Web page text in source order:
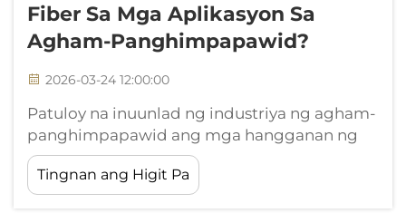
Fiber Sa Mga Aplikasyon Sa
Agham-Panghimpapawid?
2026-03-24 12:00:00
Patuloy na inuunlad ng industriya ng agham-
panghimpapawid ang mga hangganan ng
kahusayan sa inhinyerya, na nangangailangan
ng mga materyales na nagbibigay ng
napakalaking lakas, pinakamababang
Tingnan ang Higit Pa